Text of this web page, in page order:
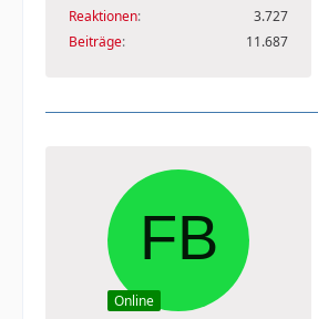
Reaktionen
3.727
Beiträge
11.687
Online